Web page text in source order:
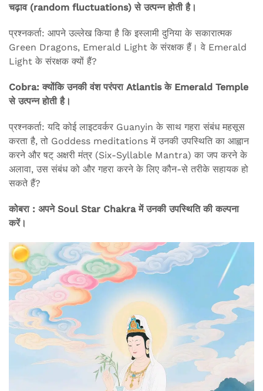
चढ़ाव (random fluctuations) से उत्पन्न होती है।
प्रश्नकर्ता: आपने उल्लेख किया है कि इस्लामी दुनिया के सकारात्मक
Green Dragons, Emerald Light के संरक्षक हैं। वे Emerald
Light के संरक्षक क्यों हैं?
Cobra: क्योंकि उनकी वंश परंपरा Atlantis के Emerald Temple
से उत्पन्न होती है।
प्रश्नकर्ता: यदि कोई लाइटवर्कर Guanyin के साथ गहरा संबंध महसूस
करता है, तो Goddess meditations में उनकी उपस्थिति का आह्वान
करने और षट् अक्षरी मंत्र (Six-Syllable Mantra) का जप करने के
अलावा, उस संबंध को और गहरा करने के लिए कौन-से तरीके सहायक हो
सकते हैं?
कोबरा : अपने Soul Star Chakra में उनकी उपस्थिति की कल्पना
करें।